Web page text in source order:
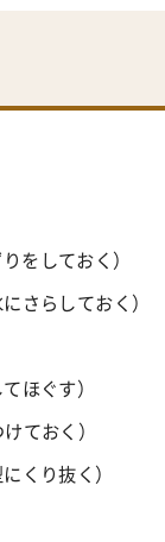
をしておく）
さらしておく）
ほぐす）
ておく）
くり抜く）